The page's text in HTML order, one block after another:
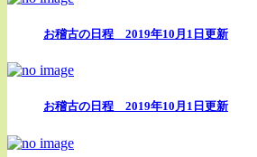
お稽古の日程 2019年10月1日更新
お稽古の日程 2019年10月1日更新